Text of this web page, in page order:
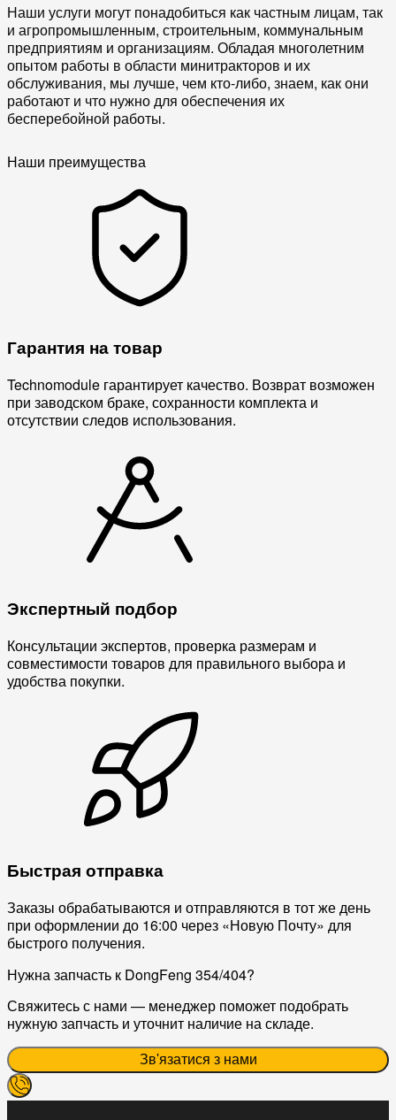
Наши услуги могут понадобиться как частным лицам, так
и агропромышленным, строительным, коммунальным
предприятиям и организациям. Обладая многолетним
опытом работы в области минитракторов и их
обслуживания, мы лучше, чем кто-либо, знаем, как они
работают и что нужно для обеспечения их
бесперебойной работы.
Наши преимущества
Гарантия на товар
Technomodule гарантирует качество. Возврат возможен
при заводском браке, сохранности комплекта и
отсутствии следов использования.
Экспертный подбор
Консультации экспертов, проверка размерам и
совместимости товаров для правильного выбора и
удобства покупки.
Быстрая отправка
Заказы обрабатываются и отправляются в тот же день
при оформлении до 16:00 через «Новую Почту» для
быстрого получения.
Нужна запчасть к DongFeng 354/404?
Свяжитесь с нами — менеджер поможет подобрать
нужную запчасть и уточнит наличие на складе.
Зв'язатися з нами